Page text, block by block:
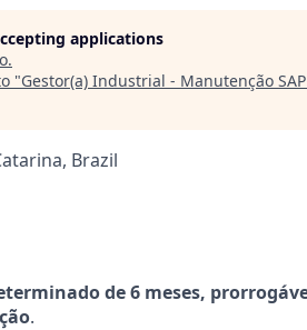
applications
.
"Gestor(a) Industrial - Manutenção
Brazil
de 6 meses,
.